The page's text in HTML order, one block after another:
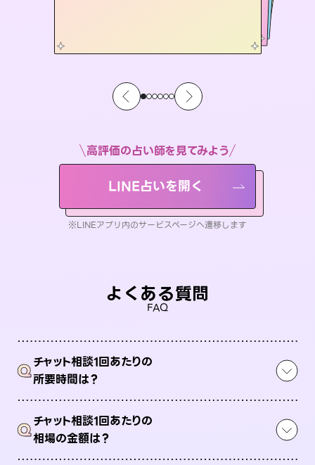
高評価の占い師を見てみよう
LINE占いを開く
※LINEアプリ内のサービスページへ遷移します
よくある質問
FAQ
Qチャット相談1回あたりの
所要時間は？
Qチャット相談1回あたりの
相場の金額は？